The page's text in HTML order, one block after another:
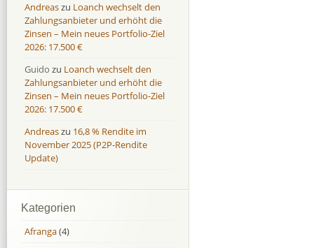
Andreaszu Loanch wechselt den
Zahlungsanbieter und erhöht die
Zinsen – Mein neues Portfolio-Ziel
2026: 17.500 €
Guido zu Loanch wechselt den
Zahlungsanbieter und erhöht die
Zinsen – Mein neues Portfolio-Ziel
2026: 17.500 €
Andreaszu 16,8 % Rendite im
November 2025 (P2P-Rendite
Update)
Kategorien
Afranga(4)